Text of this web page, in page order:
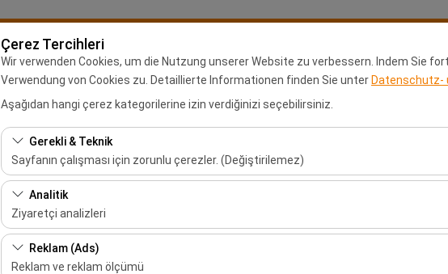
Çerez Tercihleri
Wir verwenden Cookies, um die Nutzung unserer Website zu verbessern. Indem Sie
Verwendung von Cookies zu. Detaillierte Informationen finden Sie unter Datenschutz-
Aşağıdan hangi çerez kategorilerine izin verdiğinizi seçebilirsiniz.
Gerekli & Teknik
Sayfanın çalışması için zorunlu çerezler. (Değiştirilemez)
Bu çerezler sitenin doğru şekilde çalışması, güvenlik, oturum yönetimi ve temel işlevler
bırakılamaz.
Analitik
Ziyaretçi analizleri
Bu çerezler, sitemizin nasıl kullanıldığını (ziyaretçi sayısı, en çok ziyaret edilen
etmemizi sağlar. Bu veriler, web sitesi performansını ölçmek ve kullanıcı deneyimini
Reklam (Ads)
Reklam ve reklam ölçümü
Malatya Araç Kiralama Kiralama Noktaları Bayilik Başvurusu
ÜYE GİRİŞİ Yeni Üyelik
Kullanıcı Adı